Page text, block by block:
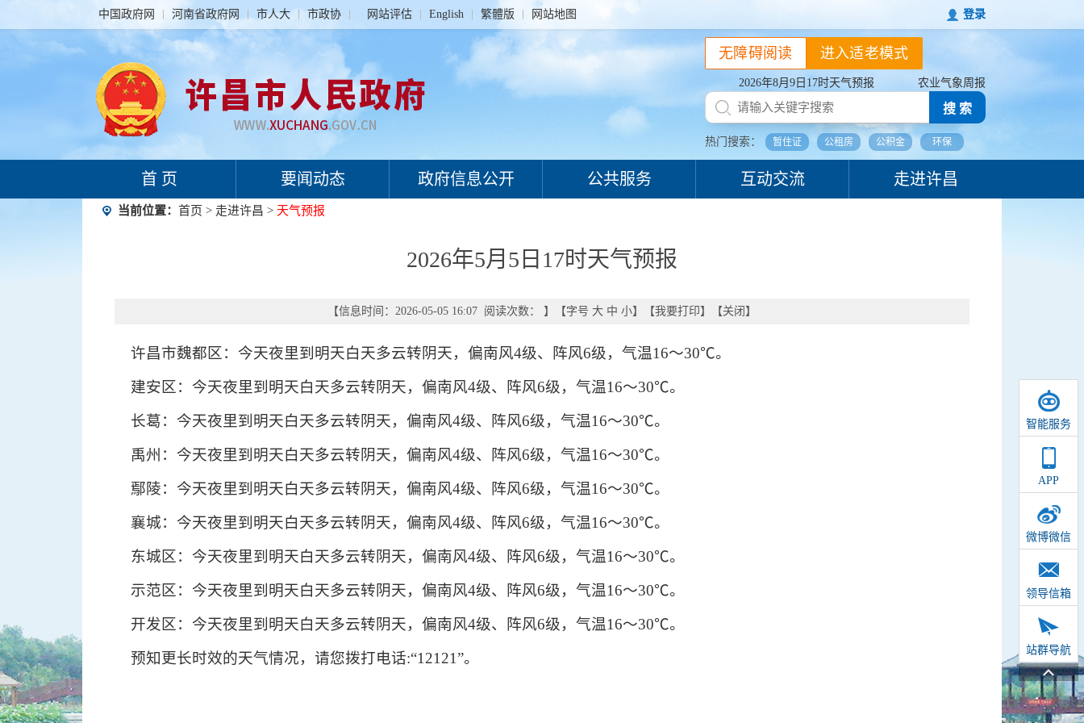
中国政府网 河南省政府网 市人大 市政协 网站评估 English 繁體版 网站地图 登录
2026年8月9日17时天气预报 农业气象周报
搜 索
热门搜索： 暂住证 公租房 公积金 环保
进入适老模式
无障碍阅读
首 页 要闻动态 政府信息公开 公共服务 互动交流 走进许昌
智能服务
APP
微博微信
领导信箱
站群导航
当前位置： 首页 > 走进许昌 > 天气预报
2026年5月5日17时天气预报
【信息时间：2026-05-05 16:07 阅读次数： 】【字号 大 中 小】【我要打印】【关闭 】
许昌市魏都区：今天夜里到明天白天多云转阴天，偏南风4级、阵风6级，气温16～30℃。
建安区：今天夜里到明天白天多云转阴天，偏南风4级、阵风6级，气温16～30℃。
长葛：今天夜里到明天白天多云转阴天，偏南风4级、阵风6级，气温16～30℃。
禹州：今天夜里到明天白天多云转阴天，偏南风4级、阵风6级，气温16～30℃。
鄢陵：今天夜里到明天白天多云转阴天，偏南风4级、阵风6级，气温16～30℃。
襄城：今天夜里到明天白天多云转阴天，偏南风4级、阵风6级，气温16～30℃。
东城区：今天夜里到明天白天多云转阴天，偏南风4级、阵风6级，气温16～30℃。
示范区：今天夜里到明天白天多云转阴天，偏南风4级、阵风6级，气温16～30℃。
开发区：今天夜里到明天白天多云转阴天，偏南风4级、阵风6级，气温16～30℃。
预知更长时效的天气情况，请您拨打电话:“12121”。